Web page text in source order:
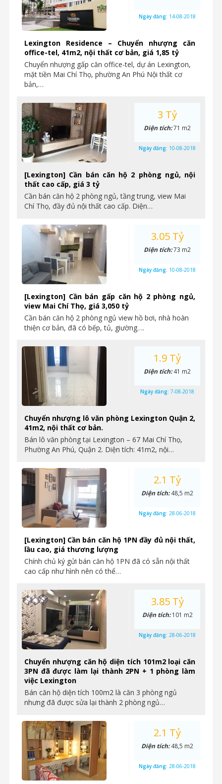
Lexington Residence – Chuyển nhượng căn
office-tel, 41m2, nội thất cơ bản, giá 1,85 tỷ
Chuyển nhượng gấp căn office-tel, dự án Lexington,
mặt tiền Mai Chí Thọ, phường An Phú Nội thất cơ
bản,…
Ngày đăng: 14-08-2018
[Lexington] Cần bán căn hộ 2 phòng ngủ, nội
thất cao cấp, giá 3 tỷ
Cần bán căn hộ 2 phòng ngủ, tầng trung, view Mai
Chí Thọ, đầy đủ nội thất cao cấp. Diện…
3 Tỷ
Diện tích:71 m2
Ngày đăng: 10-08-2018
[Lexington] Cần bán gấp căn hộ 2 phòng ngủ,
view Mai Chí Thọ, giá 3,050 tỷ
Cần bán căn hộ 2 phòng ngủ view hồ bơi, nhà hoàn
thiện cơ bản, đã có bếp, tủ, giường….
3.05 Tỷ
Diện tích:73 m2
Ngày đăng: 10-08-2018
Chuyển nhượng lô văn phòng Lexington Quận 2,
41m2, nội thất cơ bản.
Bán lô văn phòng tại Lexington – 67 Mai Chí Thọ,
Phường An Phú, Quận 2. Diện tích: 41m2, nội…
1.9 Tỷ
Diện tích:41 m2
Ngày đăng: 7-08-2018
[Lexington] Cần bán căn hộ 1PN đầy đủ nội thất,
lầu cao, giá thương lượng
Chính chủ ký gửi bán căn hộ 1PN đã có sẵn nội thất
cao cấp như hình nên có thể…
2.1 Tỷ
Diện tích:48,5 m2
Ngày đăng: 28-06-2018
Chuyển nhượng căn hộ diện tích 101m2 loại căn
3PN đã được làm lại thành 2PN + 1 phòng làm
việc Lexington
Bán căn hộ diện tích 100m2 là căn 3 phòng ngủ
nhưng đã được sửa lại thành 2 phòng ngủ…
3.85 Tỷ
Diện tích:101 m2
Ngày đăng: 28-06-2018
2.1 Tỷ
Diện tích:48,5 m2
Ngày đăng: 28-06-2018